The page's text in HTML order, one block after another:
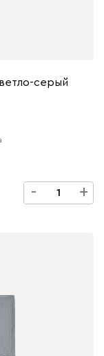
серый
- +